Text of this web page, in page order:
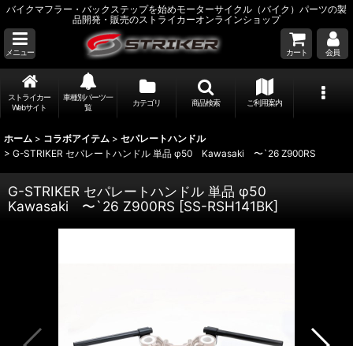
バイクマフラー・バックステップを始めモーターサイクル（バイク）パーツの製
品開発・販売のストライカーオンラインショップ
メニュー カート 会員
ストライカー
Webサイト
車種別パーツ一
覧
カテゴリ 商品検索 ご利用案内
ホーム > コラボアイテム > セパレートハンドル
> G-STRIKER セパレートハンドル 単品 φ50 Kawasaki 〜`26 Z900RS
G-STRIKER セパレートハンドル 単品 φ50
Kawasaki 〜`26 Z900RS [SS-RSH141BK]